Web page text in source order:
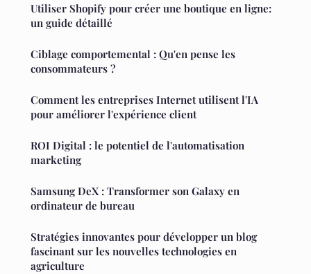
Utiliser Shopify pour créer une boutique en ligne:
un guide détaillé
Ciblage comportemental : Qu'en pense les
consommateurs ?
Comment les entreprises Internet utilisent l'IA
pour améliorer l'expérience client
ROI Digital : le potentiel de l'automatisation
marketing
Samsung DeX : Transformer son Galaxy en
ordinateur de bureau
Stratégies innovantes pour développer un blog
fascinant sur les nouvelles technologies en
agriculture